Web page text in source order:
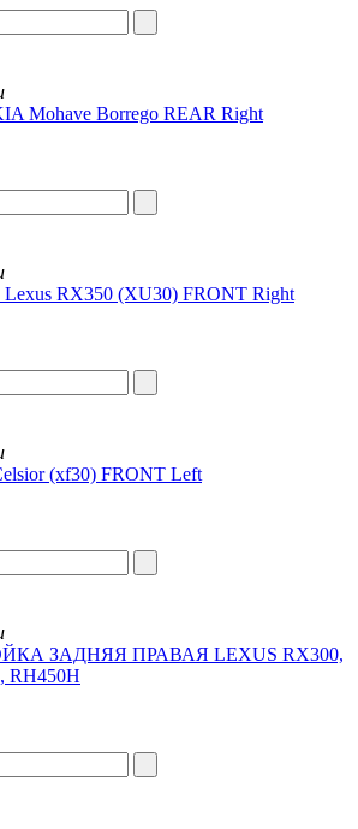
Mohave Borrego REAR Right
RX350 (XU30) FRONT Right
(xf30) FRONT Left
ЗАДНЯЯ ПРАВАЯ LEXUS RX300,
RH450H